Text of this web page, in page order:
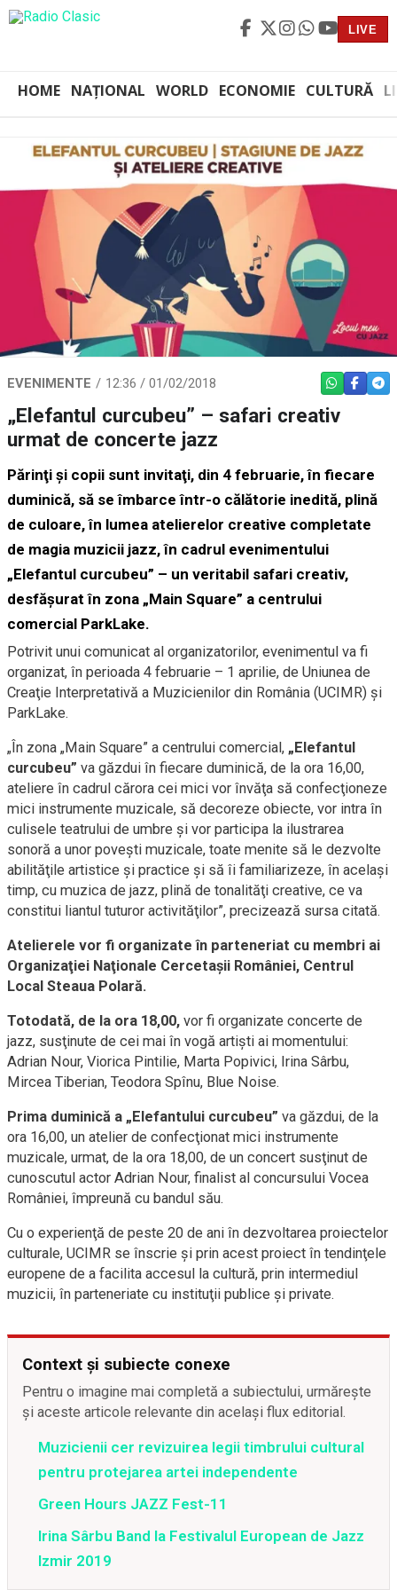
LIVE
HOME NAȚIONAL WORLD ECONOMIE CULTURĂ
EVENIMENTE 12:36 / 01/02/2018 WHATSAPP
„Elefantul curcubeu” – safari creativ
urmat de concerte jazz
Părinţi şi copii sunt invitaţi, din 4 februarie, în fiecare
duminică, să se îmbarce într-o călătorie inedită, plină
de culoare, în lumea atelierelor creative completate
de magia muzicii jazz, în cadrul evenimentului
„Elefantul curcubeu” – un veritabil safari creativ,
desfăşurat în zona „Main Square” a centrului
comercial ParkLake.
Potrivit unui comunicat al organizatorilor, evenimentul va fi
organizat, în perioada 4 februarie – 1 aprilie, de Uniunea de
Creaţie Interpretativă a Muzicienilor din România (UCIMR) şi
ParkLake.
„În zona „Main Square” a centrului comercial, „Elefantul
curcubeu” va găzdui în fiecare duminică, de la ora 16,00,
ateliere în cadrul cărora cei mici vor învăţa să confecţioneze
mici instrumente muzicale, să decoreze obiecte, vor intra în
culisele teatrului de umbre şi vor participa la ilustrarea
sonoră a unor poveşti muzicale, toate menite să le dezvolte
abilităţile artistice şi practice şi să îi familiarizeze, în acelaşi
timp, cu muzica de jazz, plină de tonalităţi creative, ce va
constitui liantul tuturor activităţilor”, precizează sursa citată.
Atelierele vor fi organizate în parteneriat cu membri ai
Organizaţiei Naţionale Cercetaşii României, Centrul
Local Steaua Polară.
Totodată, de la ora 18,00, vor fi organizate concerte de
jazz, susţinute de cei mai în vogă artişti ai momentului:
Adrian Nour, Viorica Pintilie, Marta Popivici, Irina Sârbu,
Mircea Tiberian, Teodora Spînu, Blue Noise.
Prima duminică a „Elefantului curcubeu” va găzdui, de la
ora 16,00, un atelier de confecţionat mici instrumente
muzicale, urmat, de la ora 18,00, de un concert susţinut de
cunoscutul actor Adrian Nour, finalist al concursului Vocea
României, împreună cu bandul său.
Cu o experienţă de peste 20 de ani în dezvoltarea proiectelor
culturale, UCIMR se înscrie şi prin acest proiect în tendinţele
europene de a facilita accesul la cultură, prin intermediul
muzicii, în parteneriate cu instituţii publice şi private.
Context și subiecte conexe
Pentru o imagine mai completă a subiectului, urmărește
și aceste articole relevante din același flux editorial.
Muzicienii cer revizuirea legii timbrului cultural
pentru protejarea artei independente
Green Hours JAZZ Fest-11
Irina Sârbu Band la Festivalul European de Jazz
Izmir 2019